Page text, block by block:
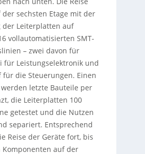
sechsten Etage mit der
der Leiterplatten auf
vollautomatisierten SMT-
– zwei davon für
für Leistungselektronik und
für die Steuerungen. Einen
letzte Bauteile per
die Leiterplatten 100
getestet und die Nutzen
separiert. Entsprechend
Reise der Geräte fort, bis
auf der